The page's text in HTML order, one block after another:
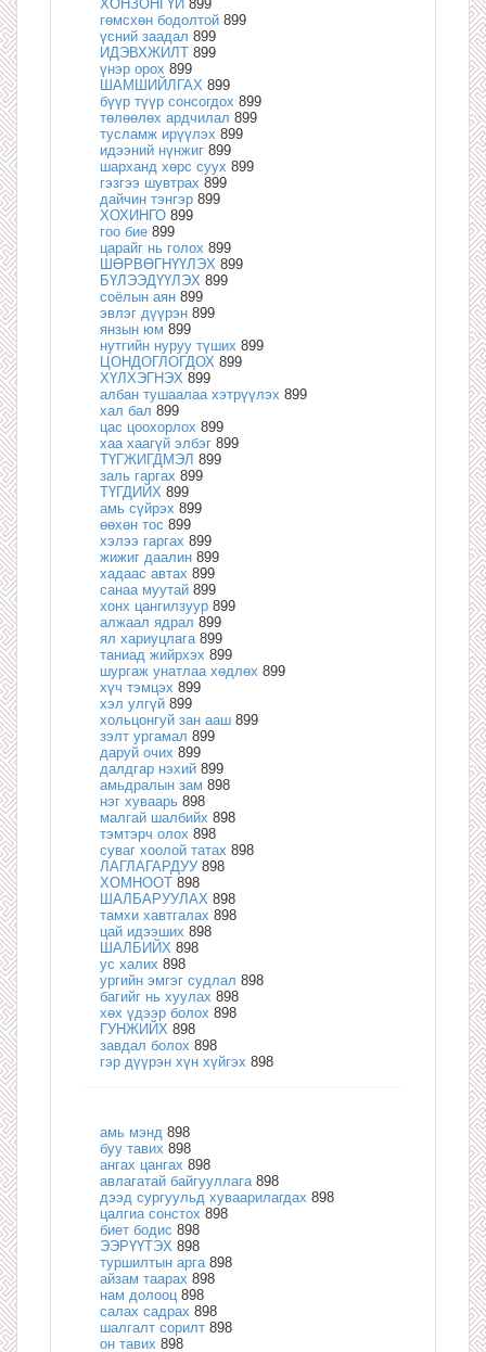
ХОНЗОНГҮЙ 899
гөмсхөн бодолтой 899
үсний заадал 899
ИДЭВХЖИЛТ 899
үнэр орох 899
ШАМШИЙЛГАХ 899
бүүр түүр сонсогдох 899
төлөөлөх ардчилал 899
тусламж ирүүлэх 899
идээний нүнжиг 899
шарханд хөрс суух 899
гэзгээ шувтрах 899
дайчин тэнгэр 899
ХОХИНГО 899
гоо бие 899
царайг нь голох 899
ШӨРВӨГНҮҮЛЭХ 899
БҮЛЭЭДҮҮЛЭХ 899
соёлын аян 899
эвлэг дүүрэн 899
янзын юм 899
нутгийн нуруу түших 899
ЦОНДОГЛОГДОХ 899
ХҮЛХЭГНЭХ 899
албан тушаалаа хэтрүүлэх 899
хал бал 899
цас цоохорлох 899
хаа хаагүй элбэг 899
ТҮГЖИГДМЭЛ 899
заль гаргах 899
ТҮГДИЙХ 899
амь сүйрэх 899
өөхөн тос 899
хэлээ гаргах 899
жижиг даалин 899
хадаас автах 899
санаа муутай 899
хонх цангилзуур 899
алжаал ядрал 899
ял хариуцлага 899
таниад жийрхэх 899
шургаж унатлаа хөдлөх 899
хүч тэмцэх 899
хэл улгүй 899
хольцонгуй зан ааш 899
зэлт ургамал 899
даруй очих 899
далдгар нэхий 899
амьдралын зам 898
нэг хуваарь 898
малгай шалбийх 898
тэмтэрч олох 898
суваг хоолой татах 898
ЛАГЛАГАРДУУ 898
ХОМНООТ 898
ШАЛБАРУУЛАХ 898
тамхи хавтгалах 898
цай идээших 898
ШАЛБИЙХ 898
ус халих 898
ургийн эмгэг судлал 898
багийг нь хуулах 898
хөх үдээр болох 898
ГУНЖИЙХ 898
завдал болох 898
гэр дүүрэн хүн хүйгэх 898
амь мэнд 898
буу тавих 898
ангах цангах 898
авлагатай байгууллага 898
дээд сургуульд хуваарилагдах 898
цалгиа сонстох 898
биет бодис 898
ЭЭРҮҮТЭХ 898
туршилтын арга 898
айзам таарах 898
нам долооц 898
салах садрах 898
шалгалт сорилт 898
он тавих 898